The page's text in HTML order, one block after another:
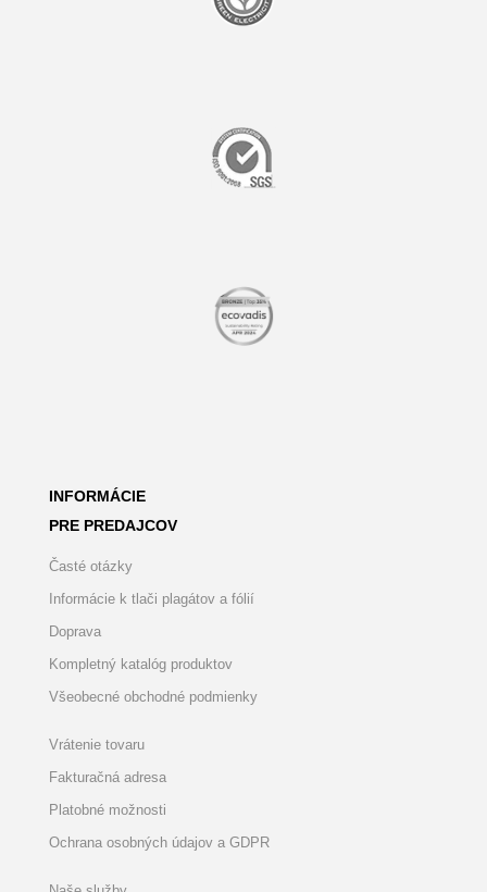
INFORMÁCIE
PRE PREDAJCOV
Časté otázky
Informácie k tlači plagátov a fólií
Doprava
Kompletný katalóg produktov
Všeobecné obchodné podmienky
Vrátenie tovaru
Fakturačná adresa
Platobné možnosti
Ochrana osobných údajov a GDPR